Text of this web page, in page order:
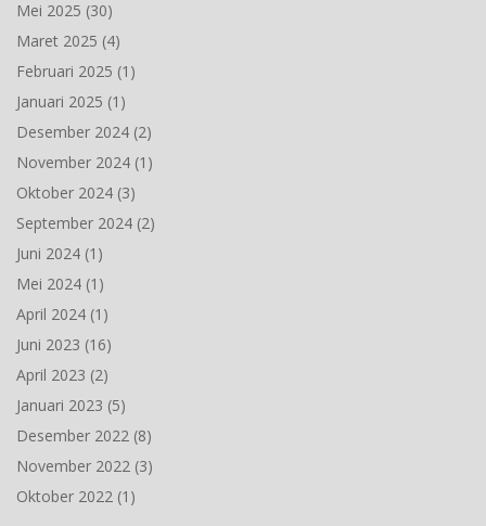
Mei 2025 (30)
Maret 2025 (4)
Februari 2025 (1)
Januari 2025 (1)
Desember 2024 (2)
November 2024 (1)
Oktober 2024 (3)
September 2024 (2)
Juni 2024 (1)
Mei 2024 (1)
April 2024 (1)
Juni 2023 (16)
April 2023 (2)
Januari 2023 (5)
Desember 2022 (8)
November 2022 (3)
Oktober 2022 (1)